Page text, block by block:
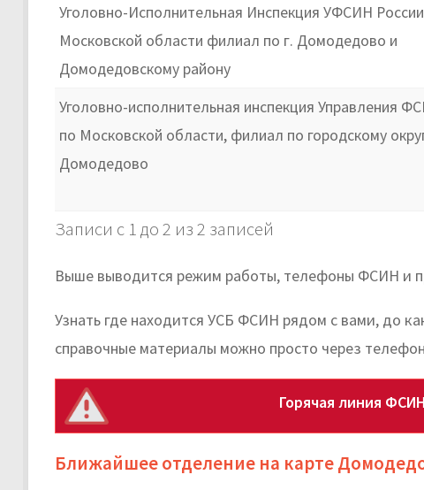
Уголовно-Исполнительная Инспекция УФСИН
Московской области филиал по г. Домодедово и
Домодедовскому району
Уголовно-исполнительная инспекция Управления
по Московской области, филиал по городскому
Домодедово
Записи с 1 до 2 из 2 записей
Выше выводится режим работы, телефоны ФСИН и
Узнать где находится УСБ ФСИН рядом с вами, до
справочные материалы можно просто через
Горячая линия
Ближайшее отделение на карте